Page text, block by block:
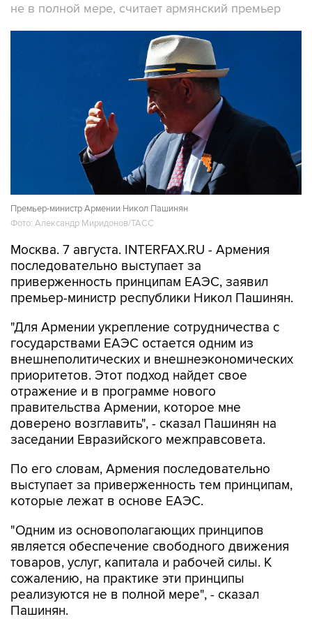
не в полной мере, считает армянский премьер
Премьер-министр Армении Никол Пашинян
Фото: Александр Миридонов/ТАСС
Москва. 7 августа. INTERFAX.RU - Армения
последовательно выступает за
приверженность принципам ЕАЭС, заявил
премьер-министр республики Никол Пашинян.
"Для Армении укрепление сотрудничества с
государствами ЕАЭС остается одним из
внешнеполитических и внешнеэкономических
приоритетов. Этот подход найдет свое
отражение и в программе нового
правительства Армении, которое мне
доверено возглавить", - сказал Пашинян на
заседании Евразийского межправсовета.
По его словам, Армения последовательно
выступает за приверженность тем принципам,
которые лежат в основе ЕАЭС.
"Одним из основополагающих принципов
является обеспечение свободного движения
товаров, услуг, капитала и рабочей силы. К
сожалению, на практике эти принципы
реализуются не в полной мере", - сказал
Пашинян.